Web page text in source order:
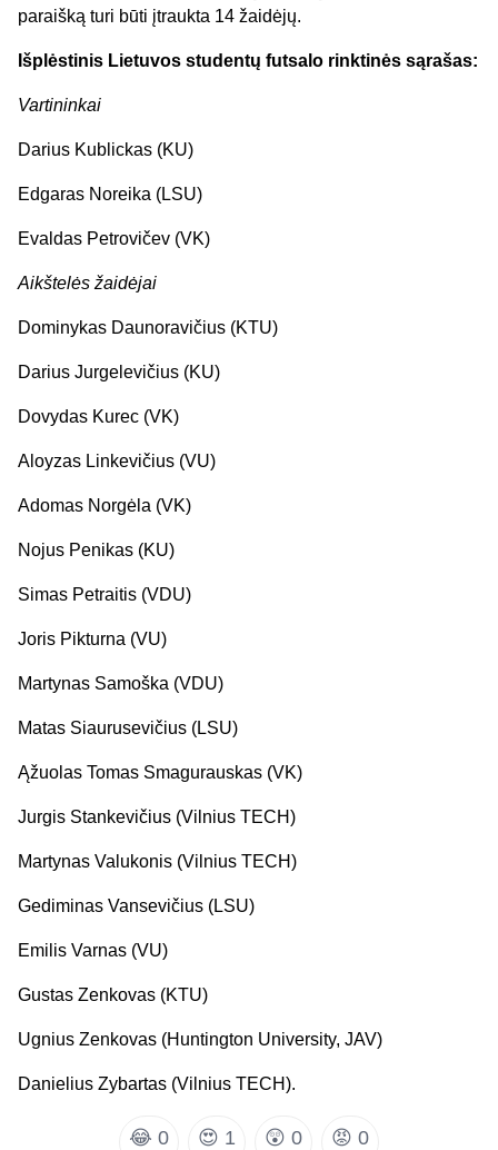
paraišką turi būti įtraukta 14 žaidėjų.
Išplėstinis Lietuvos studentų futsalo rinktinės sąrašas:
Vartininkai
Darius Kublickas (KU)
Edgaras Noreika (LSU)
Evaldas Petrovičev (VK)
Aikštelės žaidėjai
Dominykas Daunoravičius (KTU)
Darius Jurgelevičius (KU)
Dovydas Kurec (VK)
Aloyzas Linkevičius (VU)
Adomas Norgėla (VK)
Nojus Penikas (KU)
Simas Petraitis (VDU)
Joris Pikturna (VU)
Martynas Samoška (VDU)
Matas Siaurusevičius (LSU)
Ąžuolas Tomas Smagurauskas (VK)
Jurgis Stankevičius (Vilnius TECH)
Martynas Valukonis (Vilnius TECH)
Gediminas Vansevičius (LSU)
Emilis Varnas (VU)
Gustas Zenkovas (KTU)
Ugnius Zenkovas (Huntington University, JAV)
Danielius Zybartas (Vilnius TECH).
😂 0 😍 1 😲 0 😡 0